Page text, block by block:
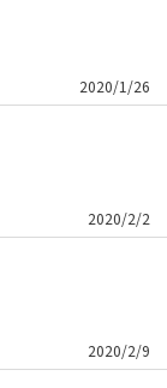
2020/1/26
2020/2/2
2020/2/9